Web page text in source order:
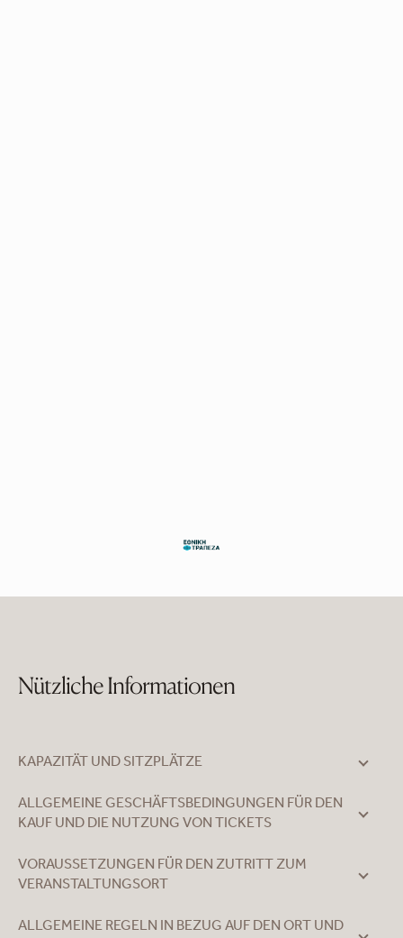
Nützliche Informationen
KAPAZITÄT UND SITZPLÄTZE
ALLGEMEINE GESCHÄFTSBEDINGUNGEN FÜR DEN
KAUF UND DIE NUTZUNG VON TICKETS
VORAUSSETZUNGEN FÜR DEN ZUTRITT ZUM
VERANSTALTUNGSORT
ALLGEMEINE REGELN IN BEZUG AUF DEN ORT UND